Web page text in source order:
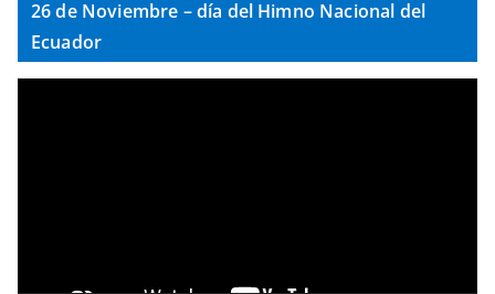
26 de Noviembre – día del Himno Nacional del
Ecuador